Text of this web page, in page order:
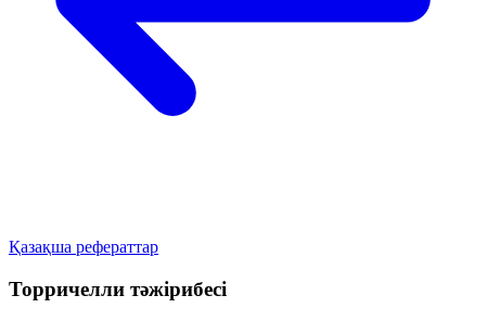
Қазақша рефераттар
Торричелли тәжірибесі